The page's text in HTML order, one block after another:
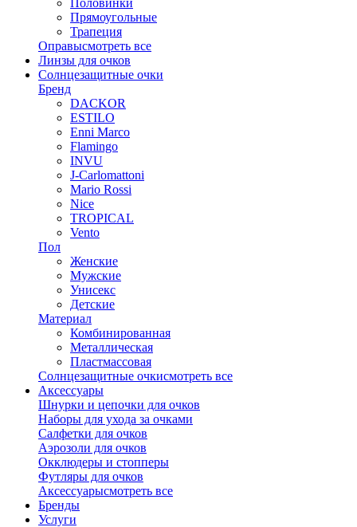
Прямоугольные
Трапеция
Оправысмотреть все
Линзы для очков
Солнцезащитные очки
Бренд
DACKOR
ESTILO
Enni Marco
Flamingo
INVU
J-Carlomattoni
Mario Rossi
Nice
TROPICAL
Vento
Пол
Женские
Мужские
Унисекс
Детские
Материал
Комбинированная
Металлическая
Пластмассовая
Солнцезащитные очкисмотреть все
Аксессуары
Шнурки и цепочки для очков
Наборы для ухода за очками
Салфетки для очков
Аэрозоли для очков
Окклюдеры и стопперы
Футляры для очков
Аксессуарысмотреть все
Бренды
Услуги